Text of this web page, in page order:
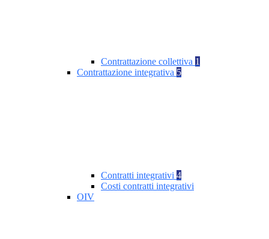
Contrattazione collettiva 1
Contrattazione integrativa 5
Contratti integrativi 4
Costi contratti integrativi
OIV